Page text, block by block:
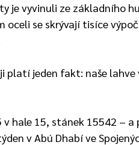
je vyvinuli ze základního
se skrývají tisíce
platí jeden fakt: naše
v hale 15, stánek 15542 –
v Abú Dhabí ve